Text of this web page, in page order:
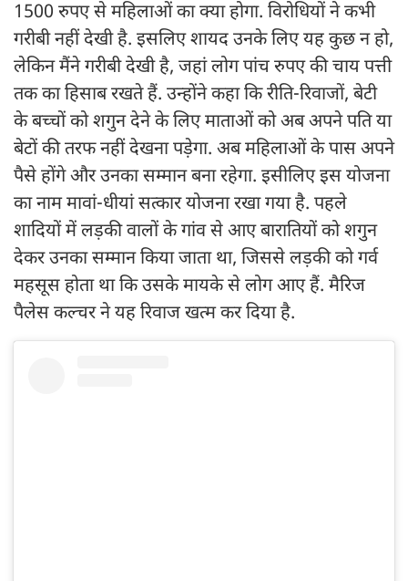
1500 रुपए से महिलाओं का क्या होगा. विरोधियों ने कभी
गरीबी नहीं देखी है. इसलिए शायद उनके लिए यह कुछ न हो,
लेकिन मैंने गरीबी देखी है, जहां लोग पांच रुपए की चाय पत्ती
तक का हिसाब रखते हैं. उन्होंने कहा कि रीति-रिवाजों, बेटी
के बच्चों को शगुन देने के लिए माताओं को अब अपने पति या
बेटों की तरफ नहीं देखना पड़ेगा. अब महिलाओं के पास अपने
पैसे होंगे और उनका सम्मान बना रहेगा. इसीलिए इस योजना
का नाम मावां-धीयां सत्कार योजना रखा गया है. पहले
शादियों में लड़की वालों के गांव से आए बारातियों को शगुन
देकर उनका सम्मान किया जाता था, जिससे लड़की को गर्व
महसूस होता था कि उसके मायके से लोग आए हैं. मैरिज
पैलेस कल्चर ने यह रिवाज खत्म कर दिया है.